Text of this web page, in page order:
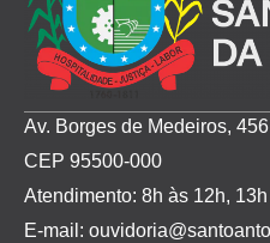
Av. Borges de Medeiros, 456
CEP 95500-000
Atendimento: 8h às 12h,
E-mail: